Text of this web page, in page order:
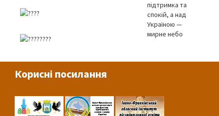
підтримка та
спокій, а над
Україною —
мирне небо
Корисні посилання